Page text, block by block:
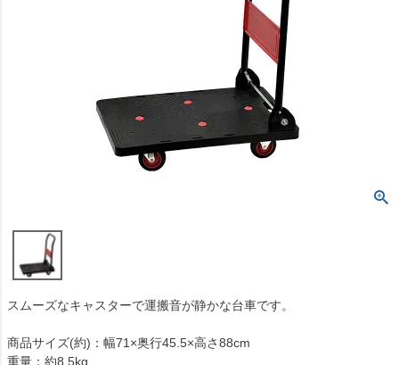
スムーズなキャスターで運搬音が静かな台車です。
商品サイズ(約)：幅71×奥行45.5×高さ88cm
重量：約8.5kg